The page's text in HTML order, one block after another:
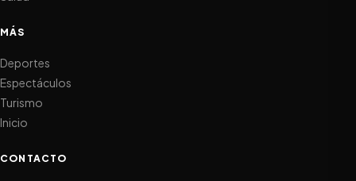
MÁS
Deportes
Espectáculos
Turismo
Inicio
CONTACTO